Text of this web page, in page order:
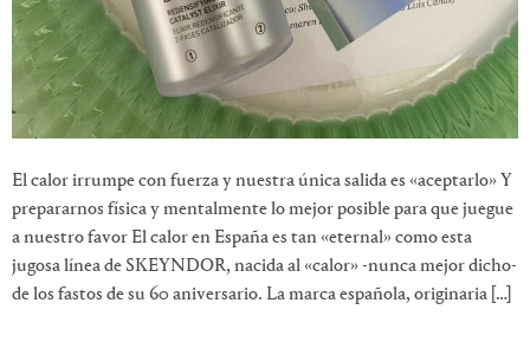
El calor irrumpe con fuerza y nuestra única salida es «aceptarlo» Y
prepararnos física y mentalmente lo mejor posible para que juegue
a nuestro favor El calor en España es tan «eternal» como esta
jugosa línea de SKEYNDOR, nacida al «calor» -nunca mejor dicho-
de los fastos de su 60 aniversario. La marca española, originaria […]